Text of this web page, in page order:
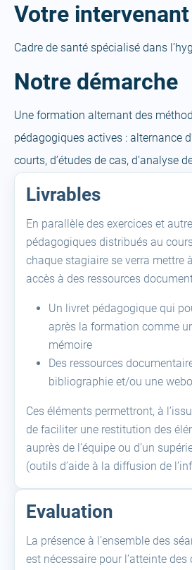
Votre intervenant
Cadre de santé spécialisé dans
Notre démarche
Une formation alternant des
pédagogiques actives : alternance
courts, d’études de cas, d’analyse
Livrables
En parallèle des exercices et
pédagogiques distribués au
chaque stagiaire se verra mettre
accès à des ressources
Un livret pédagogique qui
après la formation comme
mémoire
Des ressources
bibliographie et/ou une
Ces éléments permettront, à
de faciliter une restitution des
auprès de l’équipe ou d’un
(outils d’aide à la diffusion de
Evaluation
La présence à l’ensemble des
est nécessaire pour l’atteinte